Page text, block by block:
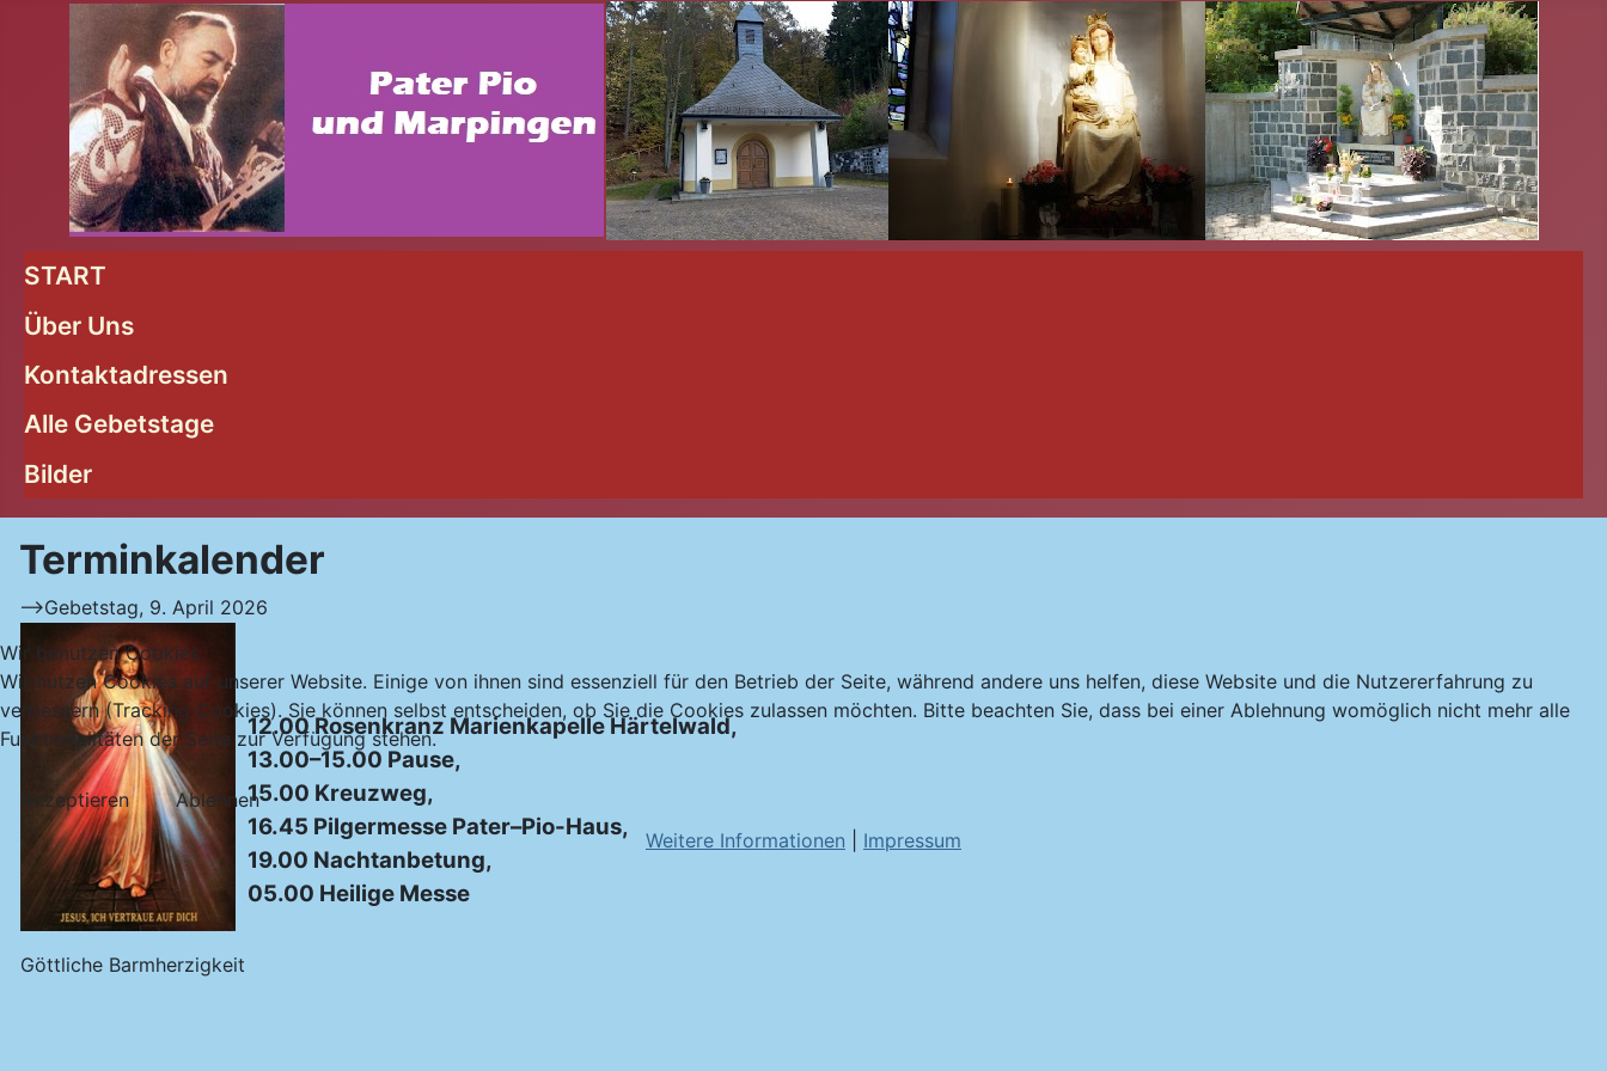
START
Über Uns
Kontaktadressen
Alle Gebetstage
Bilder
Terminkalender
-->Gebetstag, 9. April 2026
Göttliche Barmherzigkeit
12.00 RosenkranzMarienkapelle Härtelwald,
13.00–15.00 Pause,
15.00 Kreuzweg,
16.45 Pilgermesse Pater–Pio-Haus,
19.00 Nachtanbetung,
05.00 Heilige Messe
Wir benutzen Cookies
Wir nutzen Cookies auf unserer Website. Einige von ihnen sind essenziell für den Betrieb der Seite, während andere uns helfen, diese Website und die Nutzererfahrung zu
verbessern (Tracking Cookies). Sie können selbst entscheiden, ob Sie die Cookies zulassen möchten. Bitte beachten Sie, dass bei einer Ablehnung womöglich nicht mehr alle
Funktionalitäten der Seite zur Verfügung stehen.
Akzeptieren
Ablehnen
Weitere Informationen
Impressum